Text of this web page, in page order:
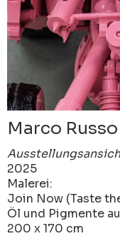
Marco Russo
Ausstellungsansicht
2025
Malerei:
Join Now (Taste
Öl und Pigmente
200 x 170 cm